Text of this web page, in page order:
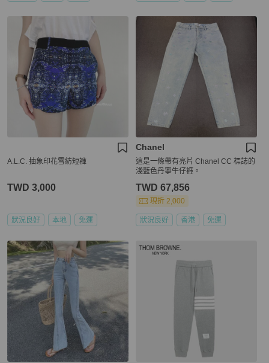
A.L.C. 抽象印花雪紡短褲
TWD 3,000
狀況良好 本地 免運
Chanel
這是一條帶有亮片 Chanel CC 標誌的
淺藍色丹寧牛仔褲。
TWD 67,856
現折 2,000
狀況良好 香港 免運